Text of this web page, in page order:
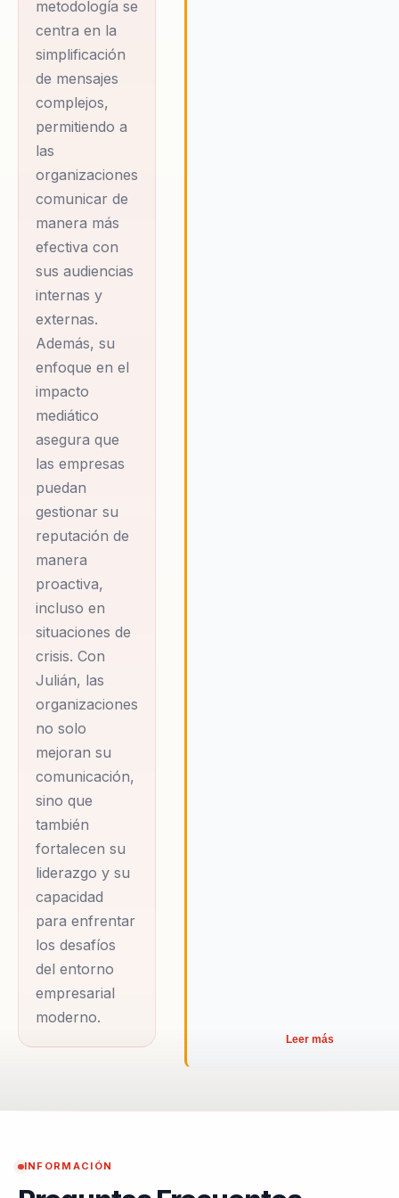
metodología se
centra en la
simplificación
de mensajes
complejos,
permitiendo a
las
organizaciones
comunicar de
manera más
efectiva con
sus audiencias
internas y
externas.
Además, su
enfoque en el
impacto
mediático
asegura que
las empresas
puedan
gestionar su
reputación de
manera
proactiva,
incluso en
situaciones de
crisis. Con
Julián, las
organizaciones
no solo
mejoran su
comunicación,
sino que
también
fortalecen su
liderazgo y su
capacidad
para enfrentar
los desafíos
del entorno
empresarial
moderno.
Leer más
INFORMACIÓN